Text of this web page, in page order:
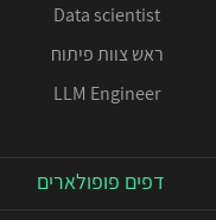
Data scientist
ראש צוות פיתוח
LLM Engineer
דפים פופולארים